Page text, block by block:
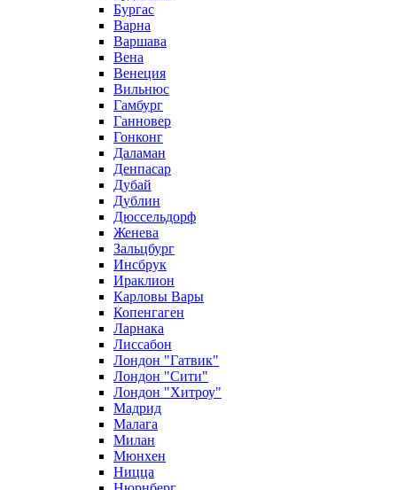
Бургас
Варна
Варшава
Вена
Венеция
Вильнюс
Гамбург
Ганновер
Гонконг
Даламан
Денпасар
Дубай
Дублин
Дюссельдорф
Женева
Зальцбург
Инсбрук
Ираклион
Карловы Вары
Копенгаген
Ларнака
Лиссабон
Лондон "Гатвик"
Лондон "Сити"
Лондон "Хитроу"
Мадрид
Малага
Милан
Мюнхен
Ницца